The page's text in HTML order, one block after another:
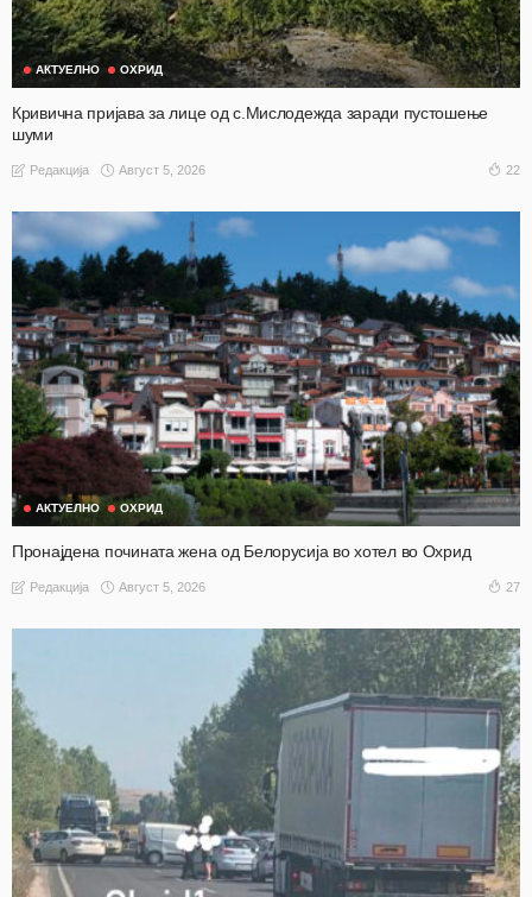
АКТУЕЛНО ОХРИД
Кривична пријава за лице од с.Мислодежда заради пустошење
шуми
Редакција Август 5, 2026 22
АКТУЕЛНО ОХРИД
Пронајдена почината жена од Белорусија во хотел во Охрид
Редакција Август 5, 2026 27